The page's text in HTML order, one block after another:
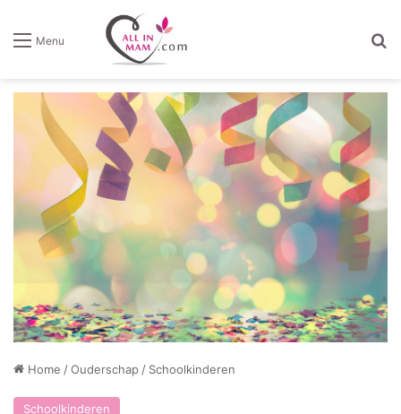
Menu
Home /Ouderschap / Schoolkinderen
Schoolkinderen